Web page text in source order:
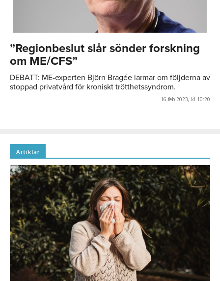
”Regionbeslut slår sönder forskning
om ME/CFS”
DEBATT: ME-experten Björn Bragée larmar om följderna av
stoppad privatvård för kroniskt trötthetssyndrom.
16 feb 2023, kl 10:20
Artiklar